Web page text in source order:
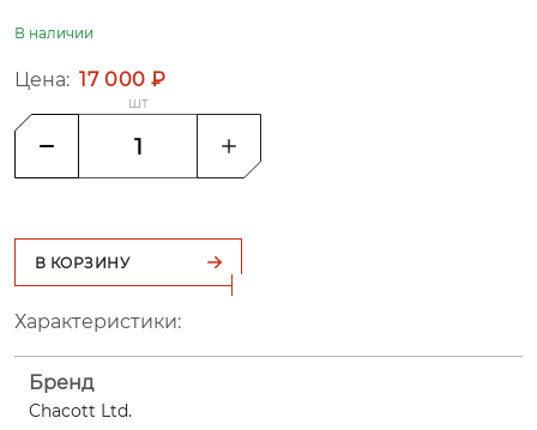
В наличии
Цена: 17 000 ₽
шт
В КОРЗИНУ
Характеристики:
Бренд
Chacott Ltd.